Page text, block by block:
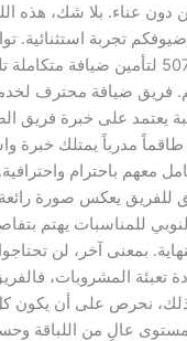
دون عناء. بلا شك، هذه
تجربة استثنائية.
الرقم 50751003 لتأمين ضيافة
فريق ضيافة محترف
يعتمد على خبرة فريق
مدرباً يمتلك خبرة
معهم باحترام
للفريق يعكس صورة رائعة
للمناسبات يهتم
بمعنى آخر، لن
تعبئة المشروبات،
ذلك، نحرص على أن يكون
عالٍ من اللباقة